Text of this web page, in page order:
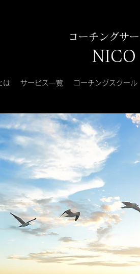
コーチングサ
NICO
は サービス一覧 コーチングスクール